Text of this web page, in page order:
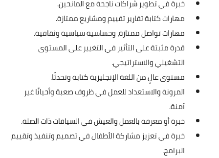
خبرة في تطوير شراكات ناجحة مع المانحين.
مهارات كتابة تقارير تقييم ومشاريع ممتازة.
مهارات تواصل ممتازة، وحساسية سياسية وثقافية.
قدرة مثبتة على التأثير في التغيير على المستوى
التشغيلي والاستراتيجي.
مستوى عالٍ من اللغة الإنجليزية كتابة وتحدثًا.
المرونة والاستعداد للعمل في ظروف صعبة وأحيانًا غير
آمنة.
خبرة أو معرفة بالعمل والعيش في السياقات ذات الصلة.
خبرة في تعزيز مشاركة الأطفال في تصميم وتنفيذ وتقييم
البرامج.